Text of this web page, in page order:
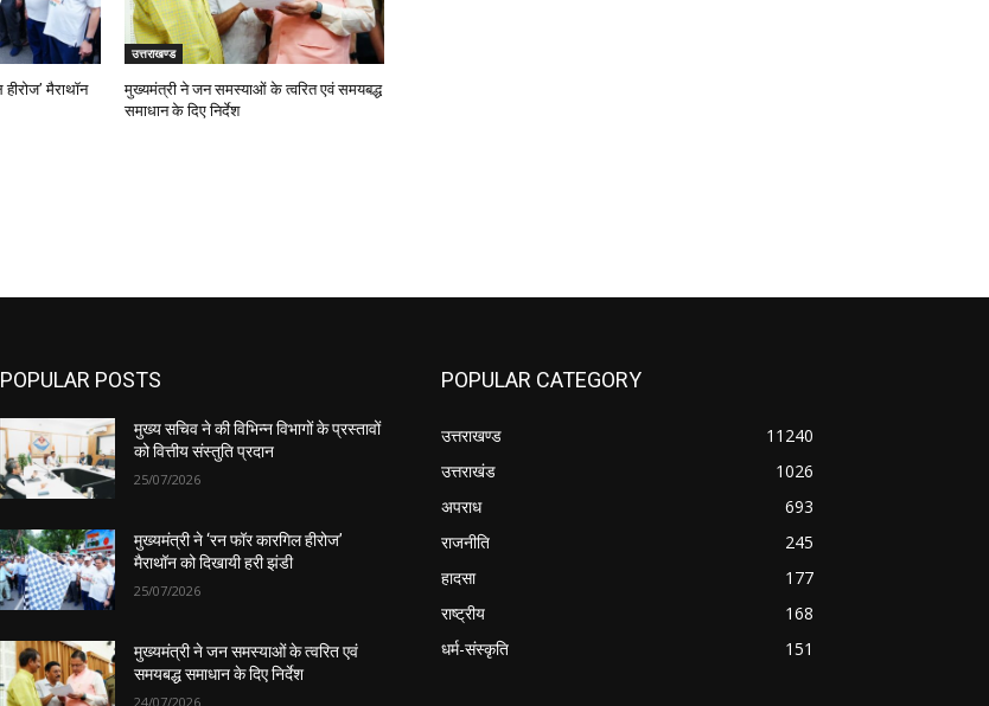
POPULAR POSTS
मुख्य सचिव ने की विभिन्न विभागों के प्रस्तावों
को वित्तीय संस्तुति प्रदान
25/07/2026
मुख्यमंत्री ने ‘रन फॉर कारगिल हीरोज’
मैराथॉन को दिखायी हरी झंडी
25/07/2026
मुख्यमंत्री ने जन समस्याओं के त्वरित एवं
समयबद्ध समाधान के दिए निर्देश
24/07/2026
POPULAR CATEGORY
उत्तराखण्ड
11240
उत्तराखंड
1026
अपराध
693
राजनीति
245
हादसा
177
राष्ट्रीय
168
धर्म-संस्कृति
151